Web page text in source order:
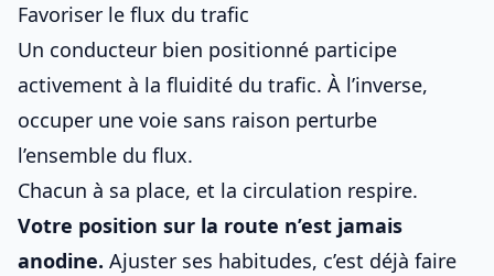
Favoriser le flux du trafic
Un conducteur bien positionné participe
activement à la fluidité du trafic. À l’inverse,
occuper une voie sans raison perturbe
l’ensemble du flux.
Chacun à sa place, et la circulation respire.
Votre position sur la route n’est jamais
anodine. Ajuster ses habitudes, c’est déjà faire